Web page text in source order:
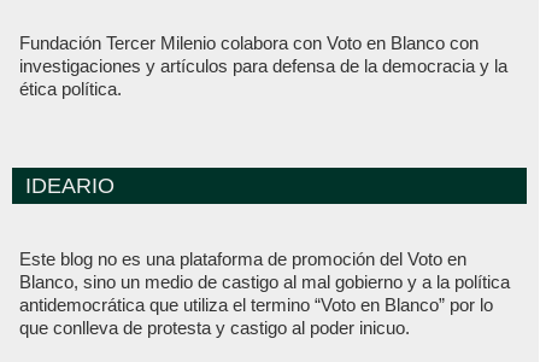
Fundación Tercer Milenio colabora con Voto en Blanco con
investigaciones y artículos para defensa de la democracia y la
ética política.
IDEARIO
Este blog no es una plataforma de promoción del Voto en
Blanco, sino un medio de castigo al mal gobierno y a la política
antidemocrática que utiliza el termino “Voto en Blanco” por lo
que conlleva de protesta y castigo al poder inicuo.